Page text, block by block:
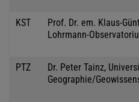
KST
Prof. Dr. em. Klaus-
Lohrmann-
PTZ
Dr. Peter Tainz,
Geographie/